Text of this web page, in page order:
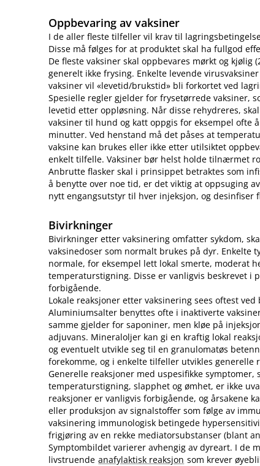
Oppbevaring av vaksiner
I de aller fleste tilfeller vil krav til
Disse må følges for at produktet skal ha fullgod
De fleste vaksiner skal oppbevares mørkt og kjølig
generelt ikke frysing. Enkelte levende
vaksiner vil «levetid​/​brukstid» bli forkortet ved
Spesielle regler gjelder for frysetørrede vaksiner,
levetid etter oppløsning. Når disse rehydreres,
vaksiner til hund og katt oppgis for eksempel ofte
minutter. Ved henstand må det påses at
vaksine kan brukes eller ikke etter utilsiktet
enkelt tilfelle. Vaksiner bør helst holde tilnærmet
Anbrutte flasker skal i prinsippet betraktes som
å benytte over noe tid, er det viktig at oppsuging
nytt engangsutstyr til hver injeksjon, og desinfiser
Bivirkninger
Bivirkninger etter vaksinering omfatter sykdom,
vaksinedoser som normalt brukes på dyr. Enkelte
normale, for eksempel lett lokal smerte, moderat
temperaturstigning. Disse er vanligvis beskrevet i
forbigående.
Lokale reaksjoner etter vaksinering sees oftest
Aluminiumsalter benyttes ofte i inaktiverte
samme gjelder for saponiner, men kløe på
adjuvans. Mineraloljer kan gi en kraftig lokal
og eventuelt utvikle seg til en granulomatøs
forekomme, og i enkelte tilfeller utvikles generelle
Generelle reaksjoner med uspesifikke
temperaturstigning, slapphet og ømhet, er ikke
reaksjoner er vanligvis forbigående, og årsakene
eller produksjon av signalstoffer som følge av
vaksinering immunologisk betingede
frigjøring av en rekke mediatorsubstanser (blant
Symptombildet varierer avhengig av dyreart. I de
livstruende anafylaktisk reaksjon som krever